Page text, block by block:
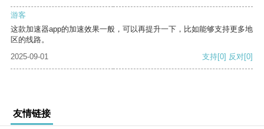
游客
这款加速器app的加速效果一般，可以再提升一下，比如能够支持更多地
区的线路。
2025-09-01
支持[0] 反对[0]
友情链接